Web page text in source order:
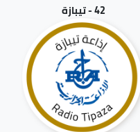
42 - تيبازة